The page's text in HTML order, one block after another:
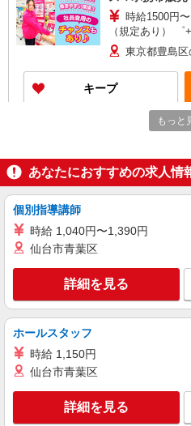
時給1500円
（規定あり） ゜+゜・。○。・゜+゜・。○。・゜
+゜ 入社祝い金10万円
頂くと, インセンティ
い・週払い可能
+゜・。○。・゜+
東京都豊島
キープ
【docomo】人
時給1650円
（規定あり） ゜+゜・。○。・゜+゜・。○。・゜
+゜ 入社祝い金10万
頂くと, インセンテ
い・週払い可能
東京都豊島
キープ
紹介予定派遣
株式会社シエロ
人気機種に詳
時給1700円
+゜ 入社祝い金10万
頂くと, インセンテ
い・週払い可能
+゜・。○。・゜+
キープ
もっと
あなたにおすすめの求人情
個別指導講師
時給 1,040円〜1,390円
仙台市青葉区
詳細を見る
ホールスタッフ
時給 1,150円
仙台市青葉区
詳細を見る